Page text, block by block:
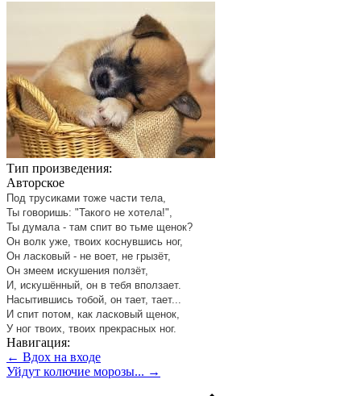
Тип произведения:
Авторское
Под трусиками тоже части тела,
Ты говоришь: "Такого не хотела!",
Ты думала - там спит во тьме щенок?
Он волк уже, твоих коснувшись ног,
Он ласковый - не воет, не грызёт,
Он змеем искушения ползёт,
И, искушённый, он в тебя вползает.
Насытившись тобой, он тает, тает...
И спит потом, как ласковый щенок,
У ног твоих, твоих прекрасных ног.
Навигация:
← Вдох на входе
Уйдут колючие морозы... →